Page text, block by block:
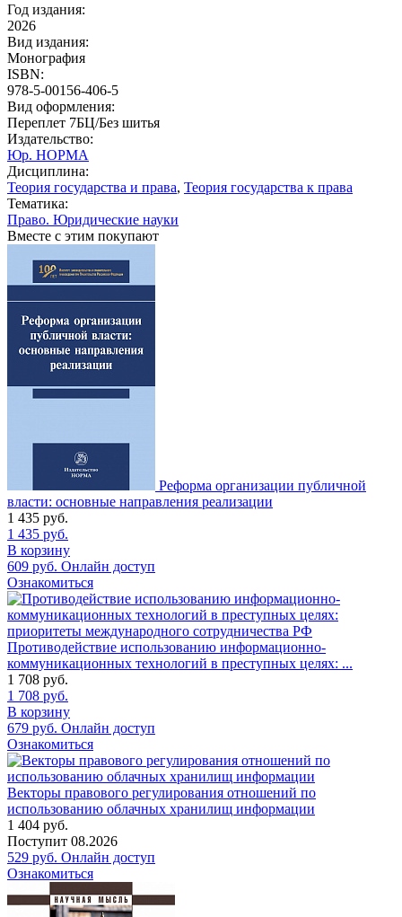
Год издания:
2026
Вид издания:
Монография
ISBN:
978-5-00156-406-5
Вид оформления:
Переплет 7БЦ/Без шитья
Издательство:
Юр. НОРМА
Дисциплина:
Теория государства и права, Теория государства к права
Тематика:
Право. Юридические науки
Вместе с этим покупают
Реформа организации публичной
власти: основные направления реализации
1 435 руб.
1 435 руб.
В корзину
609 руб. Онлайн доступ
Ознакомиться
Противодействие использованию информационно-
коммуникационных технологий в преступных целях: ...
1 708 руб.
1 708 руб.
В корзину
679 руб. Онлайн доступ
Ознакомиться
Векторы правового регулирования отношений по
использованию облачных хранилищ информации
1 404 руб.
Поступит 08.2026
529 руб. Онлайн доступ
Ознакомиться